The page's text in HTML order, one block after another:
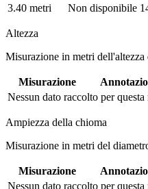
3.40 metri
Non disponibile
Altezza
Misurazione in metri dell'altezza
Misurazione
Nessun dato raccolto per questa
Ampiezza della chioma
Misurazione in metri del
Misurazione
Nessun dato raccolto per questa